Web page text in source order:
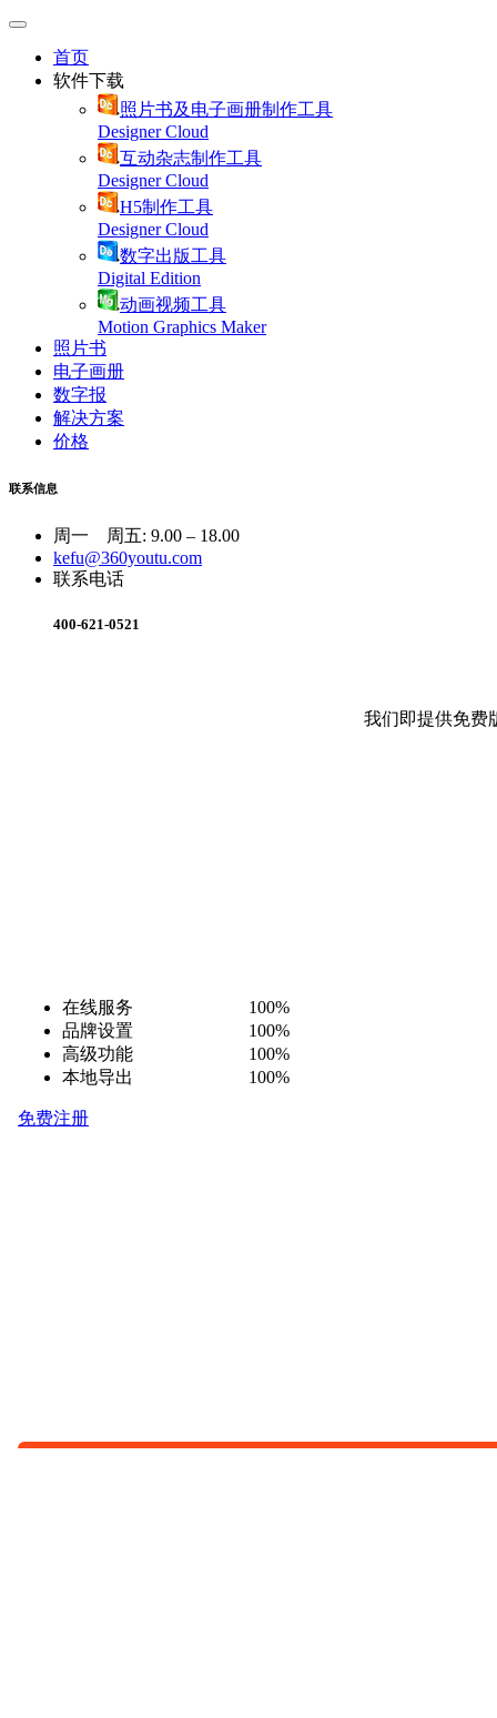
首页
软件下载
照片书及电子画册制作工具
Designer Cloud
互动杂志制作工具
Designer Cloud
H5制作工具
Designer Cloud
数字出版工具
Digital Edition
动画视频工具
Motion Graphics Maker
照片书
电子画册
数字报
解决方案
价格
联系信息
周一 周五: 9.00 – 18.00
kefu@360youtu.com
联系电话
400-621-0521
我们即提供免费
在线服务 100%
品牌设置 100%
高级功能 100%
本地导出 100%
免费注册